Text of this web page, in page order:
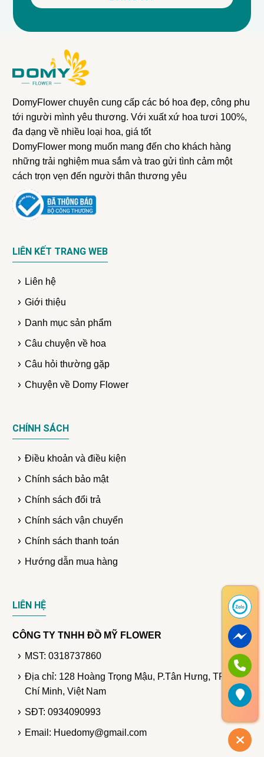
DomyFlower chuyên cung cấp các bó hoa đẹp, công phu
tới người mình yêu thương. Với xuất xứ hoa tươi 100%,
đa dạng về nhiều loại hoa, giá tốt
DomyFlower mong muốn mang đến cho khách hàng
những trải nghiệm mua sắm và trao gửi tình cảm một
cách trọn vẹn đến người thân thương yêu
LIÊN KẾT TRANG WEB
Liên hệ
Giới thiệu
Danh mục sản phẩm
Câu chuyện về hoa
Câu hỏi thường gặp
Chuyện về Domy Flower
CHÍNH SÁCH
Điều khoản và điều kiện
Chính sách bảo mật
Chính sách đổi trả
Chính sách vận chuyển
Chính sách thanh toán
Hướng dẫn mua hàng
LIÊN HỆ
CÔNG TY TNHH ĐỒ MỸ FLOWER
MST: 0318737860
Địa chỉ: 128 Hoàng Trọng Mậu, P.Tân Hưng, TP. Hồ
Chí Minh, Việt Nam
SĐT: 0934090993
Email: Huedomy@gmail.com